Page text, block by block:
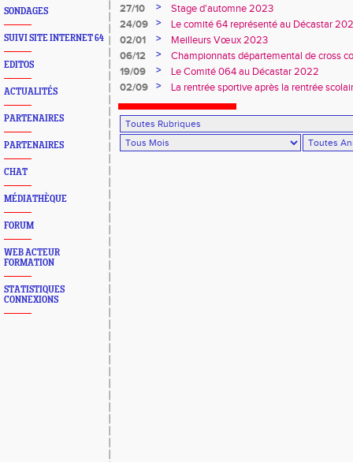
SONDAGES
SUIVI SITE INTERNET 64
EDITOS
ACTUALITÉS
PARTENAIRES
PARTENAIRES
CHAT
MÉDIATHÈQUE
FORUM
WEB ACTEUR
FORMATION
STATISTIQUES
CONNEXIONS
27/10
>
Stage d'automne 2023
24/09
>
Le comité 64 représenté au Décastar
02/01
>
Meilleurs Vœux 2023
06/12
>
Championnats départemental de cross
19/09
>
Le Comité 064 au Décastar 2022
02/09
> La rentrée sportive après la rentrée